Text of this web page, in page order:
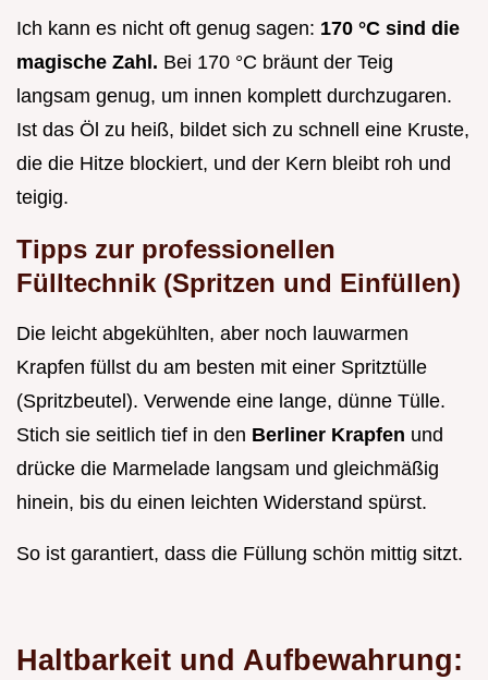
Ich kann es nicht oft genug sagen: 170 °C sind die
magische Zahl. Bei 170 °C bräunt der Teig
langsam genug, um innen komplett durchzugaren.
Ist das Öl zu heiß, bildet sich zu schnell eine Kruste,
die die Hitze blockiert, und der Kern bleibt roh und
teigig.
Tipps zur professionellen
Fülltechnik (Spritzen und Einfüllen)
Die leicht abgekühlten, aber noch lauwarmen
Krapfen füllst du am besten mit einer Spritztülle
(Spritzbeutel). Verwende eine lange, dünne Tülle.
Stich sie seitlich tief in den Berliner Krapfen und
drücke die Marmelade langsam und gleichmäßig
hinein, bis du einen leichten Widerstand spürst.
So ist garantiert, dass die Füllung schön mittig sitzt.
Haltbarkeit und Aufbewahrung: